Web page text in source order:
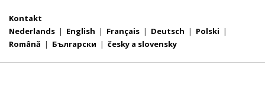
Kontakt
Nederlands | English | Français | Deutsch | Polski |
Română | Български | česky a slovensky